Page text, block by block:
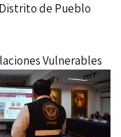
de Pueblo
Vulnerables